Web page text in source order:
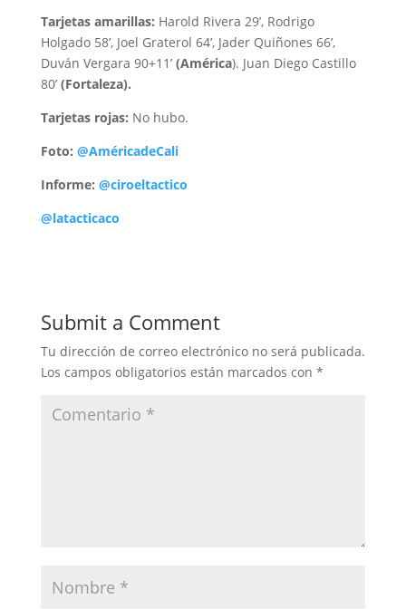
Tarjetas amarillas: Harold Rivera 29’, Rodrigo
Holgado 58’, Joel Graterol 64’, Jader Quiñones 66’,
Duván Vergara 90+11’ (América). Juan Diego Castillo
80’ (Fortaleza).
Tarjetas rojas: No hubo.
Foto: @AméricadeCali
Informe: @ciroeltactico
@latacticaco
Submit a Comment
Tu dirección de correo electrónico no será publicada.
Los campos obligatorios están marcados con *